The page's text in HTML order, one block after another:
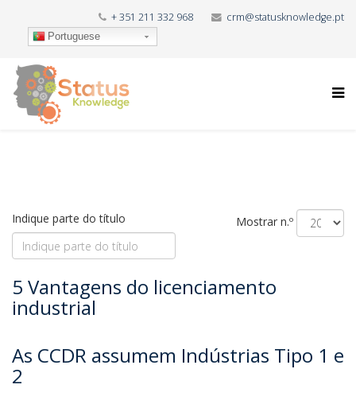
+ 351 211 332 968 crm@statusknowledge.pt
Portuguese
Indique parte do título Mostrar n.º
5 Vantagens do licenciamento
industrial
As CCDR assumem Indústrias Tipo 1 e
2